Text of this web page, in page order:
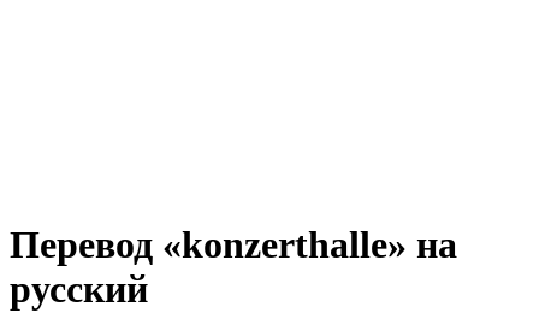
Перевод «konzerthalle» на
русский